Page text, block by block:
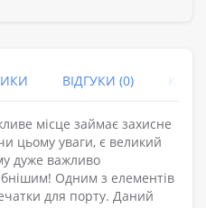
ВІДГУКИ (0)
місце займає захисне
цьому уваги, є великий
дуже важливо
Одним з елементів
для порту. Даний